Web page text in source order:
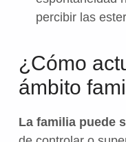
percibir las
¿Cómo
ámbito
La familia puede